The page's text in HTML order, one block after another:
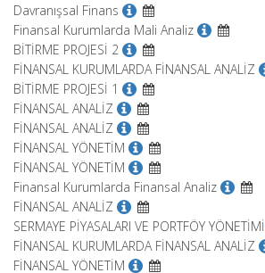
Davranışsal Finans
Finansal Kurumlarda Mali Analiz
BİTİRME PROJESİ 2
FİNANSAL KURUMLARDA FİNANSAL ANALİZ
BİTİRME PROJESİ 1
FİNANSAL ANALİZ
FİNANSAL ANALİZ
FİNANSAL YÖNETİM
FİNANSAL YÖNETİM
Finansal Kurumlarda Finansal Analiz
FİNANSAL ANALİZ
SERMAYE PİYASALARI VE PORTFÖY YÖNETİMİ
FİNANSAL KURUMLARDA FİNANSAL ANALİZ
FİNANSAL YÖNETİM